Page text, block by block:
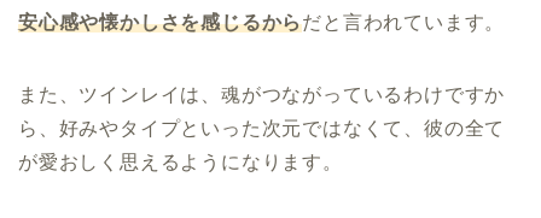
安心感や懐かしさを感じるからだと言われています。
また、ツインレイは、魂がつながっているわけですか
ら、好みやタイプといった次元ではなくて、彼の全て
が愛おしく思えるようになります。